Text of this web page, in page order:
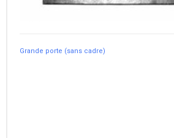
Grande porte (sans cadre)